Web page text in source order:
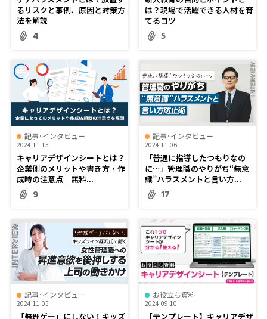
るリスクと事例、原因と対策方
法を解説
4
は？現場で活躍できる人材を育
てるコツ
5
記事･インタビュー
2024.11.15
キャリアデザインシートとは？
企業側のメリットや書き方・作
成時の注意点｜無料...
9
記事･インタビュー
2024.11.06
「普通に指導したつもりなの
に…」管理職のやりがち“無意
識”ハラスメントと言い方...
17
記事･インタビュー
2024.11.05
「無理ゲー」にしない！キッズ
お役立ち資料
2024.09.10
【テンプレート】キャリアデザ